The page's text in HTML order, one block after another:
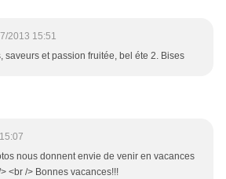
2013 15:51
saveurs et passion fruitée, bel éte 2. Bises
nous donnent envie de venir en vacances
<br /> Bonnes vacances!!!